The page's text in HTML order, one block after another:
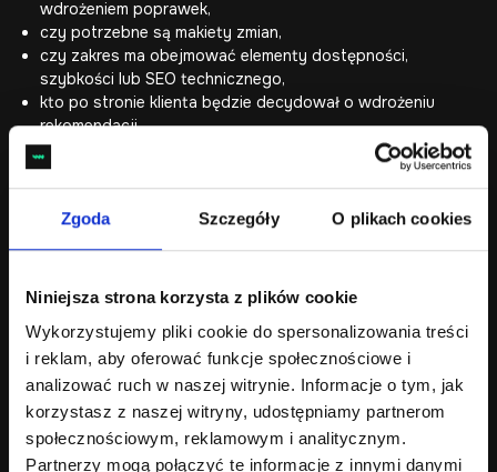
Zgoda Szczegóły O plikach cookies
Niniejsza strona korzysta z plików cookie
Wykorzystujemy pliki cookie do spersonalizowania treści
i reklam, aby oferować funkcje społecznościowe i
analizować ruch w naszej witrynie. Informacje o tym, jak
korzystasz z naszej witryny, udostępniamy partnerom
społecznościowym, reklamowym i analitycznym.
Partnerzy mogą połączyć te informacje z innymi danymi
wdrożeniem poprawek,
czy potrzebne są makiety zmian,
czy zakres ma obejmować elementy dostępności,
szybkości lub SEO technicznego,
kto po stronie klienta będzie decydował o wdrożeniu
rekomendacji.
Chcesz sprawdzić UX swojej strony
WordPress?
najważniejsze i gdzie widzisz problem: formularze, CTA,
mobile, nawigacja, treść, szybkość albo ścieżka kontaktu.
Na tej podstawie można określić zakres audytu UX,
potrzebne dane analityczne i sposób przygotowania
rekomendacji.